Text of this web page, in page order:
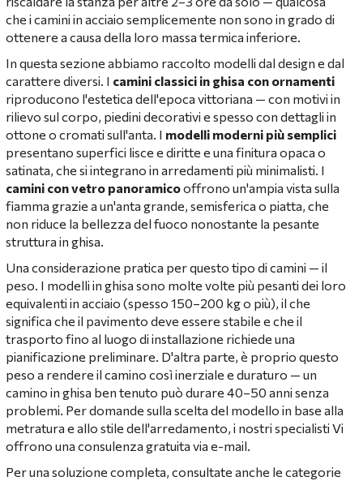
che i camini in acciaio semplicemente non sono in grado di
ottenere a causa della loro massa termica inferiore.
In questa sezione abbiamo raccolto modelli dal design e dal
carattere diversi. I camini classici in ghisa con ornamenti
riproducono l'estetica dell'epoca vittoriana — con motivi in
rilievo sul corpo, piedini decorativi e spesso con dettagli in
ottone o cromati sull'anta. I modelli moderni più semplici
presentano superfici lisce e diritte e una finitura opaca o
satinata, che si integrano in arredamenti più minimalisti. I
camini con vetro panoramicooffrono un'ampia vista sulla
fiamma grazie a un'anta grande, semisferica o piatta, che
non riduce la bellezza del fuoco nonostante la pesante
struttura in ghisa.
Una considerazione pratica per questo tipo di camini — il
peso. I modelli in ghisa sono molte volte più pesanti dei loro
equivalenti in acciaio (spesso 150–200 kg o più), il che
significa che il pavimento deve essere stabile e che il
trasporto fino al luogo di installazione richiede una
pianificazione preliminare. D'altra parte, è proprio questo
peso a rendere il camino così inerziale e duraturo — un
camino in ghisa ben tenuto può durare 40–50 anni senza
problemi. Per domande sulla scelta del modello in base alla
metratura e allo stile dell'arredamento, i nostri specialisti Vi
offrono una consulenza gratuita via e-mail.
Per una soluzione completa, consultate anche le categorie